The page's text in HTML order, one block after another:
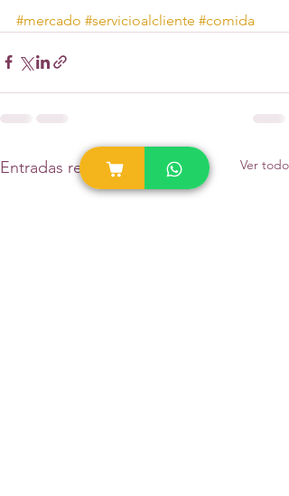
#mercado #servicioalcliente #comida
Entradas recientes Ver todo